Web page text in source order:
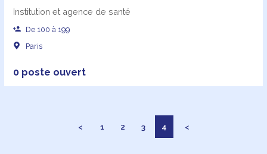
Institution et agence de santé
De 100 à 199
Paris
0 poste ouvert
< 1 2 3 4 <